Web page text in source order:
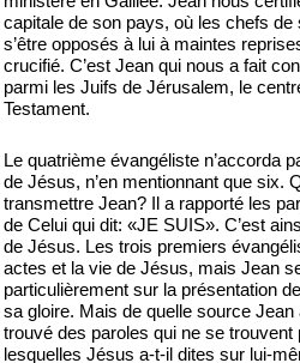
capitale de son pays, où les chefs de
s’être opposés à lui à maintes
crucifié. C’est Jean qui nous a fait
parmi les Juifs de Jérusalem, le
Testament.
Le quatrième évangéliste n’accorda
de Jésus, n’en mentionnant que six.
transmettre Jean? Il a rapporté les
de Celui qui dit: «JE SUIS». C’est
de Jésus. Les trois premiers
actes et la vie de Jésus, mais Jean
particulièrement sur la présentation
sa gloire. Mais de quelle source
trouvé des paroles qui ne se
lesquelles Jésus a-t-il dites sur lui-